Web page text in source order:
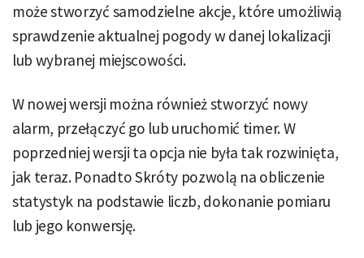
może stworzyć samodzielne akcje, które umożliwią
sprawdzenie aktualnej pogody w danej lokalizacji
lub wybranej miejscowości.
W nowej wersji można również stworzyć nowy
alarm, przełączyć go lub uruchomić timer. W
poprzedniej wersji ta opcja nie była tak rozwinięta,
jak teraz. Ponadto Skróty pozwolą na obliczenie
statystyk na podstawie liczb, dokonanie pomiaru
lub jego konwersję.